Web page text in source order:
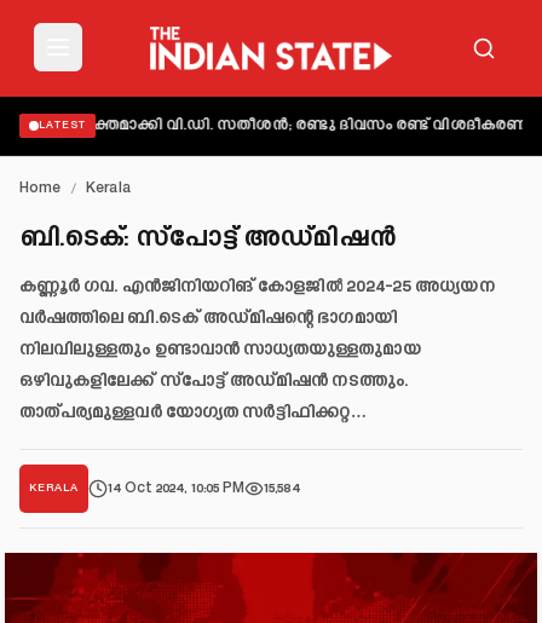
LATEST
വ്യക്തമാക്കി വി.ഡി. സതീശൻ; രണ്ടു ദിവസം രണ്ട്
Home / Kerala
ബി.ടെക്: സ്പോട്ട് അഡ്മിഷൻ
കണ്ണൂർ ഗവ. എൻജിനിയറിങ് കോളജിൽ 2024-25 അധ്യയന
വർഷത്തിലെ ബി.ടെക് അഡ്മിഷന്റെ ഭാഗമായി
നിലവിലുള്ളതും ഉണ്ടാവാൻ സാധ്യതയുള്ളതുമായ
ഒഴിവുകളിലേക്ക് സ്പോട്ട് അഡ്മിഷൻ നടത്തും.
താത്പര്യമുള്ളവർ യോഗ്യത സർട്ടിഫിക്കറ്റ…
KERALA 14 Oct 2024, 10:05 PM 15,584